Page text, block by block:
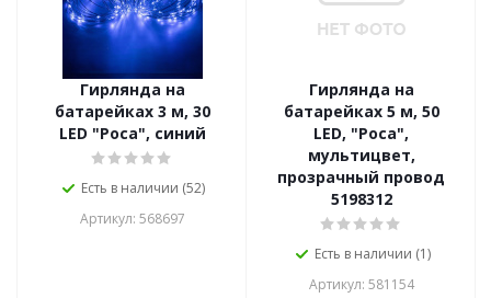
Гирлянда на
батарейках 3 м, 30
LED "Роса", синий
Есть в наличии (52)
Артикул: 568697
Гирлянда на
батарейках 5 м, 50
LED, "Роса",
мультицвет,
прозрачный провод
5198312
Есть в наличии (1)
Артикул: 581154